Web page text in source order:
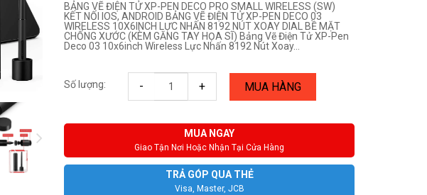
BẢNG VẼ ĐIỆN TỬ XP-PEN DECO PRO SMALL WIRELESS (SW)
KẾT NỐI IOS, ANDROID BẢNG VẼ ĐIỆN TỬ XP-PEN DECO 03
WIRELESS 10X6INCH LỰC NHẤN 8192 NÚT XOAY DIAL BỀ MẶT
CHỐNG XƯỚC (KÈM GĂNG TAY HỌA SĨ) Bảng Vẽ Điện Tử XP-Pen
Deco 03 10x6inch Wireless Lực Nhấn 8192 Nút Xoay...
Số lượng: - + MUA HÀNG
MUA NGAY
Giao Tận Nơi Hoặc Nhận Tại Cửa Hàng
TRẢ GÓP QUA THẺ
Visa, Master, JCB